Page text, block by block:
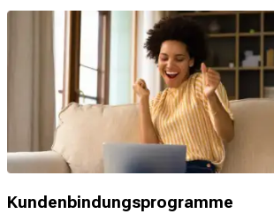
Kundenbindungsprogramme